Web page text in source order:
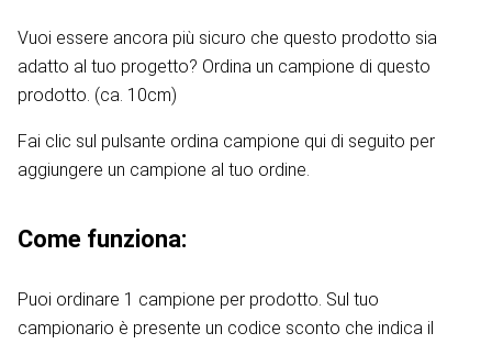
Vuoi essere ancora più sicuro che questo prodotto sia
adatto al tuo progetto? Ordina un campione di questo
prodotto. (ca. 10cm)
Fai clic sul pulsante ordina campione qui di seguito per
aggiungere un campione al tuo ordine.
Come funziona:
Puoi ordinare 1 campione per prodotto. Sul tuo
campionario è presente un codice sconto che indica il